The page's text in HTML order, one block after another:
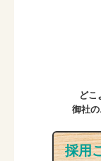
どこ
御社の
採用